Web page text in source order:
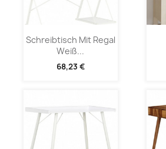
Schreibtisch Mit Regal
Weiß...
68,23 €